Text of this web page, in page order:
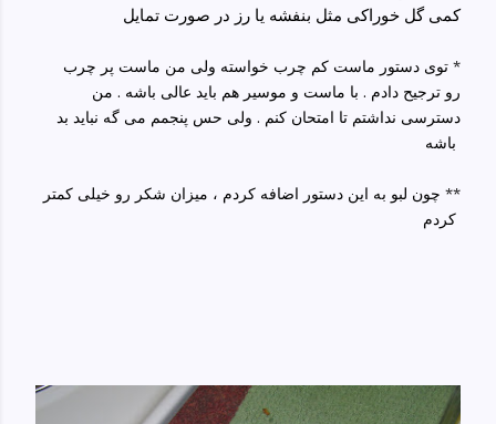
کمی گل خوراکی مثل بنفشه یا رز در صورت تمایل
توی دستور ماست کم چرب خواسته ولی من ماست پر چرب *
رو ترجیح دادم . با ماست و موسیر هم باید عالی باشه . من
دسترسی نداشتم تا امتحان کنم . ولی حس پنجمم می گه نباید بد
چون لبو به این دستور اضافه کردم ، میزان شکر رو خیلی کمتر **